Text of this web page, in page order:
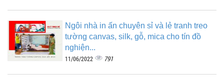
Ngôi nhà in ấn chuyên sỉ và lẻ tranh treo
tường canvas, silk, gỗ, mica cho tín đồ
nghiện...
11/06/2022 791